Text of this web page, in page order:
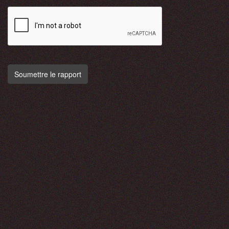
Soumettre le rapport